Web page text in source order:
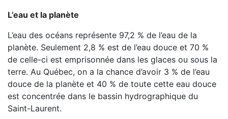
L’eau et la planète
L’eau des océans représente 97,2 % de l’eau de la
planète. Seulement 2,8 % est de l’eau douce et 70 %
de celle-ci est emprisonnée dans les glaces ou sous la
terre. Au Québec, on a la chance d’avoir 3 % de l’eau
douce de la planète et 40 % de toute cette eau douce
est concentrée dans le bassin hydrographique du
Saint-Laurent.